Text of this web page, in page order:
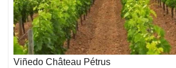
Viñedo Château Pétrus